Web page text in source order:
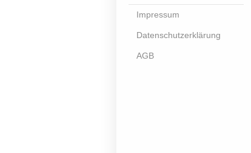
Impressum
Datenschutzerklärung
AGB